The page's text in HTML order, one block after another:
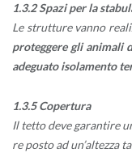
1.3.2 Spazi per la
Le strut­tu­re vanno
pro­teg­ge­re gli ani­ma­li
ade­gua­to iso­la­men­to
1.3.5 Co­per­tu­ra
Il tetto deve ga­ran­ti­re
re posto ad un’al­tez­za